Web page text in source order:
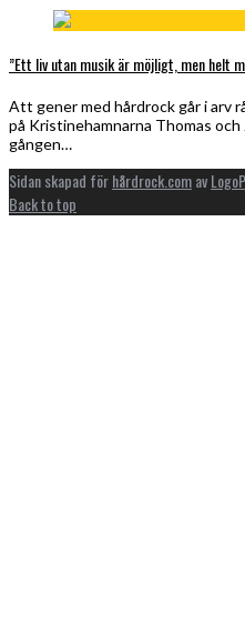
”Ett liv utan musik är möjligt, men helt
Att gener med hårdrock går i arv
på Kristinehamnarna Thomas
gången…
Sidan skapad förhårdrock.comav
Back to top